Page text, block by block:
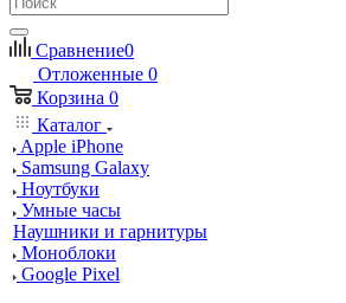
Сравнение0
Отложенные 0
Корзина 0
Каталог
Apple iPhone
Samsung Galaxy
Ноутбуки
Умные часы
Наушники и гарнитуры
Моноблоки
Google Pixel